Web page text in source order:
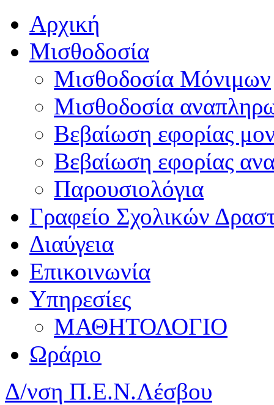
Αρχική
Μισθοδοσία
Μισθοδοσία Μόνιμων
Μισθοδοσία
Βεβαίωση εφορίας
Βεβαίωση εφορίας
Παρουσιολόγια
Γραφείο Σχολικών
Διαύγεια
Επικοινωνία
Υπηρεσίες
ΜΑΘΗΤΟΛΟΓΙΟ
Ωράριο
Δ/νση Π.Ε.Ν.Λέσβου